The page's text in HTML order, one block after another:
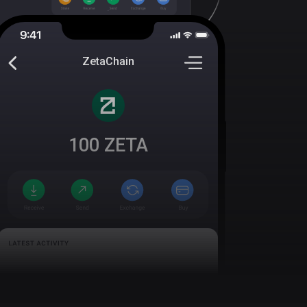
ZetaChain
100 ZETA